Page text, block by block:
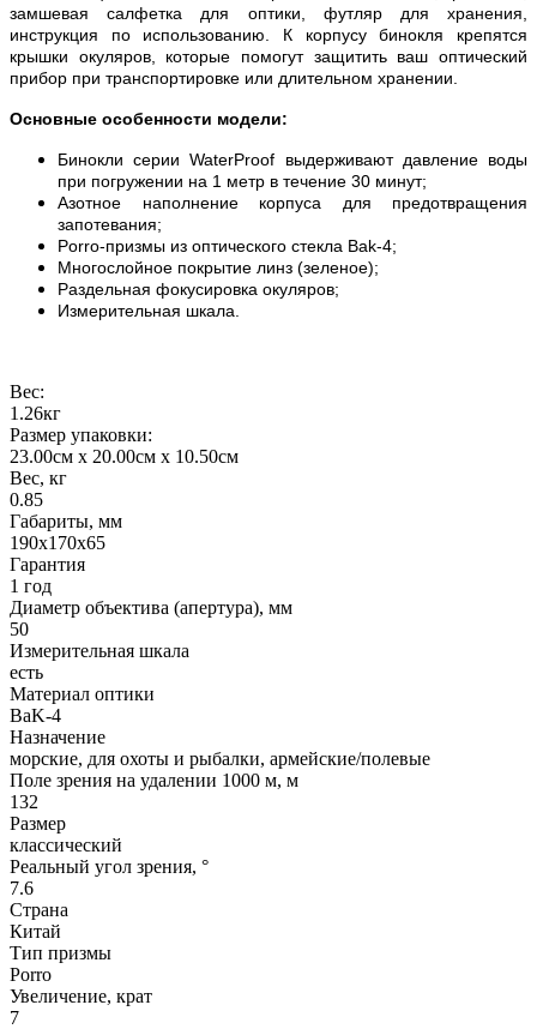
замшевая салфетка для оптики, футляр для хранения,
инструкция по использованию. К корпусу бинокля крепятся
крышки окуляров, которые помогут защитить ваш оптический
прибор при транспортировке или длительном хранении.
Основные особенности модели:
Бинокли серии WaterProof выдерживают давление воды
при погружении на 1 метр в течение 30 минут;
Азотное наполнение корпуса для предотвращения
запотевания;
Porro-призмы из оптического стекла Bak-4;
Многослойное покрытие линз (зеленое);
Раздельная фокусировка окуляров;
Измерительная шкала.
Вес:
1.26кг
Размер упаковки:
23.00см x 20.00см x 10.50см
Вес, кг
0.85
Габариты, мм
190x170x65
Гарантия
1 год
Диаметр объектива (апертура), мм
50
Измерительная шкала
есть
Материал оптики
BaK-4
Назначение
морские, для охоты и рыбалки, армейские/полевые
Поле зрения на удалении 1000 м, м
132
Размер
классический
Реальный угол зрения, °
7.6
Страна
Китай
Тип призмы
Porro
Увеличение, крат
7